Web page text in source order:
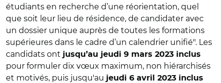
étudiants en recherche d’une réorientation, quel
que soit leur lieu de résidence, de candidater avec
un dossier unique auprès de toutes les formations
supérieures dans le cadre d’un calendrier unifié". Les
candidats ont jusqu’au jeudi 9 mars 2023 inclus
pour formuler dix vœux maximum, non hiérarchisés
et motivés, puis jusqu'au jeudi 6 avril 2023 inclus